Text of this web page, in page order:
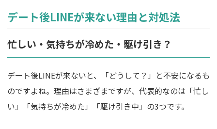
デート後LINEが来ない理由と対処法
忙しい・気持ちが冷めた・駆け引き？
デート後LINEが来ないと、「どうして？」と不安になるも
のですよね。理由はさまざまですが、代表的なのは「忙し
い」「気持ちが冷めた」「駆け引き中」の3つです。